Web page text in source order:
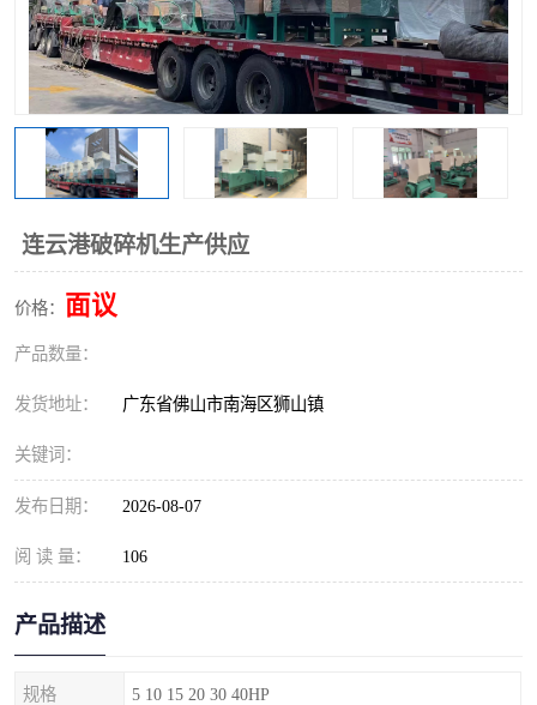
连云港破碎机生产供应
价格： 面议
产品数量：
发货地址： 广东省佛山市南海区狮山镇
关键词：
发布日期： 2026-08-07
阅 读 量： 106
产品描述
规格 5 10 15 20 30 40HP